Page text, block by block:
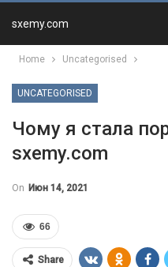
sxemy.com
Home Uncategorised
UNCATEGORISED
Чому я стала
sxemy.com
On Июн 14, 2021
66
Share